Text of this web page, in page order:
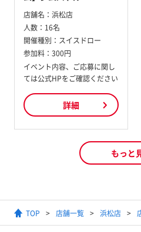
店舗名： 浜松店
人数： 16名
開催種別： スイスドロー
参加料： 300円
イベント内容、ご応募に関し
ては公式HPをご確認ください
詳細
もっと
TOP 店舗一覧 浜松店